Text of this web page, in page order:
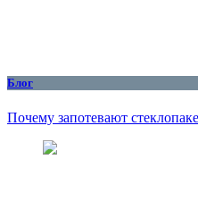
Блог
Почему запотевают